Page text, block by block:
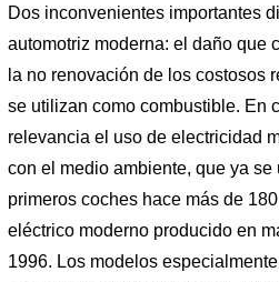
Dos inconvenientes importantes
automotriz moderna: el daño que
la no renovación de los costosos
se utilizan como combustible. En
relevancia el uso de electricidad
con el medio ambiente, que ya
primeros coches hace más de
eléctrico moderno producido en
1996. Los modelos